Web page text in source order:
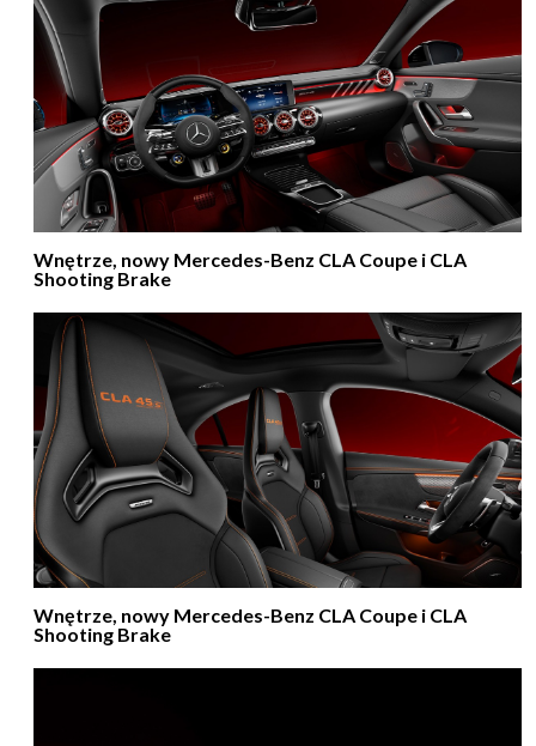
Wnętrze, nowy Mercedes-Benz CLA Coupe i CLA
Shooting Brake
Wnętrze, nowy Mercedes-Benz CLA Coupe i CLA
Shooting Brake